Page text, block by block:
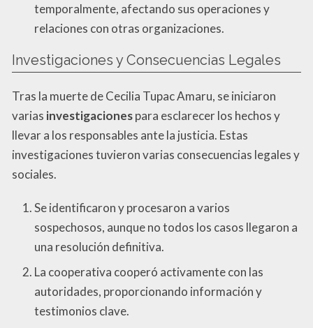
temporalmente, afectando sus operaciones y
relaciones con otras organizaciones.
Investigaciones y Consecuencias Legales
Tras la muerte de Cecilia Tupac Amaru, se iniciaron
varias investigacionespara esclarecer los hechos y
llevar a los responsables ante la justicia. Estas
investigaciones tuvieron varias consecuencias legales y
sociales.
Se identificaron y procesaron a varios
sospechosos, aunque no todos los casos llegaron a
una resolución definitiva.
La cooperativa cooperó activamente con las
autoridades, proporcionando información y
testimonios clave.